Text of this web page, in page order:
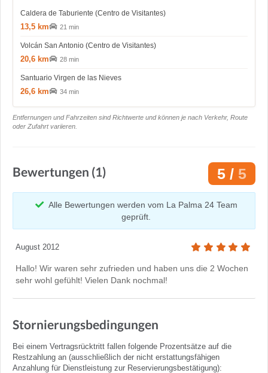
Caldera de Taburiente (Centro de Visitantes)
13,5 km 21 min
Volcán San Antonio (Centro de Visitantes)
20,6 km 28 min
Santuario Virgen de las Nieves
26,6 km 34 min
Entfernungen und Fahrzeiten sind Richtwerte und können je nach Verkehr, Route
oder Zufahrt variieren.
Bewertungen (1) 5 / 5
Alle Bewertungen werden vom La Palma 24 Team
geprüft.
August 2012
Hallo! Wir waren sehr zufrieden und haben uns die 2 Wochen
sehr wohl gefühlt! Vielen Dank nochmal!
Stornierungsbedingungen
Bei einem Vertragsrücktritt fallen folgende Prozentsätze auf die
Restzahlung an (ausschließlich der nicht erstattungsfähigen
Anzahlung für Dienstleistung zur Reservierungsbestätigung):